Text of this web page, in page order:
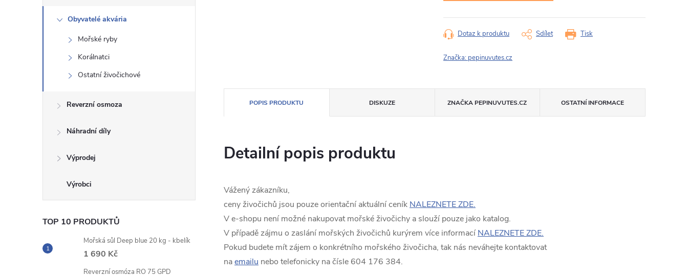
e
Obyvatelé akvária
Mořské ryby
Korálnatci
Ostatní živočichové
Reverzní osmoza
Náhradní díly
Výprodej
TOP 10 PRODUKTŮ
Mořská sůl Deep blue 20 kg - kbelík
1 690 Kč
Reverzní osmóza RO 75 GPD
Tisk
Dotaz k produktu Sdílet
Značka: pepinuvutes.cz
POPIS PRODUKTU DISKUZE ZNAČKA PEPINUVUTES.CZ OSTATNÍ INFORMACE
Detailní popis produktu
Vážený zákazníku,
ceny živočichů jsou pouze orientační aktuální ceník NALEZNETE ZDE.
V e-shopu není možné nakupovat mořské živočichy a slouží pouze jako katalog.
V případě zájmu o zaslání mořských živočichů kurýrem více informací NALEZNETE ZDE.
Pokud budete mít zájem o konkrétního mořského živočicha, tak nás neváhejte kontaktovat
naemailu nebo telefonicky na čísle 604 176 384.